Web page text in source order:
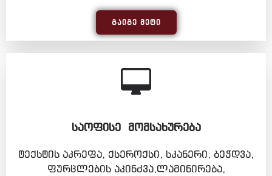
ᲒᲐᲘᲒᲔ ᲛᲔᲢᲘ
ᲡᲐᲝᲤᲘᲡᲔ ᲛᲝᲛᲡᲐᲮᲣᲠᲔᲑᲐ
ტექსტის აკრეფა, ქსეროქსი, სკანერი, ბეჭდვა,
ფურცლების აკინძვა,ლამინირება,